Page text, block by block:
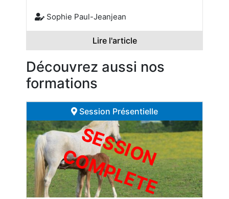
Sophie Paul-Jeanjean
Lire l'article
Découvrez aussi nos
formations
Session Présentielle
S
E
S
S
I
O
N C
O
M
P
L
E
T
E